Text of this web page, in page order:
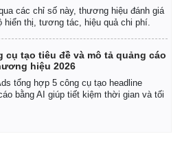
các chỉ số này, thương hiệu đánh giá
hiển thị, tương tác, hiệu quả chi phí.
cụ tạo tiêu đề và mô tả quảng cáo
hiệu 2026
tổng hợp 5 công cụ tạo headline
bằng AI giúp tiết kiệm thời gian và tối